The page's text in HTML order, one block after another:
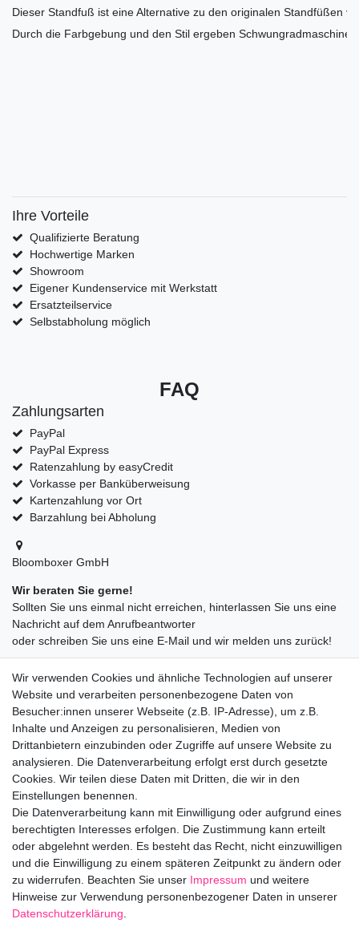
Dieser Standfuß ist eine Alternative zu den originalen Standfüßen
Durch die Farbgebung und den Stil ergeben Schwungradmaschine
Ihre Vorteile
Qualifizierte Beratung
Hochwertige Marken
Showroom
Eigener Kundenservice mit Werkstatt
Ersatzteilservice
Selbstabholung möglich
FAQ
Zahlungsarten
PayPal
PayPal Express
Ratenzahlung by easyCredit
Vorkasse per Banküberweisung
Kartenzahlung vor Ort
Barzahlung bei Abholung
Bloomboxer GmbH
Wir beraten Sie gerne!
Sollten Sie uns einmal nicht erreichen, hinterlassen Sie uns eine
Nachricht auf dem Anrufbeantworter
oder schreiben Sie uns eine E-Mail und wir melden uns zurück!
info@bloomboxer.net
Montag bis Freitag 08:30-13:00 Uhr.
IHRE E-MAIL ADRESSE
Ceres::Template.mailFormHoneypotLabel
info@bloomboxer.net
Impressum Daten­schutz­erklärung AGB
Wir verwenden Cookies und ähnliche Technologien auf unserer
Website und verarbeiten personenbezogene Daten von
Besucher:innen unserer Webseite (z.B. IP-Adresse), um z.B.
Inhalte und Anzeigen zu personalisieren, Medien von
Drittanbietern einzubinden oder Zugriffe auf unsere Website zu
analysieren. Die Datenverarbeitung erfolgt erst durch gesetzte
Cookies. Wir teilen diese Daten mit Dritten, die wir in den
Einstellungen benennen.
Die Datenverarbeitung kann mit Einwilligung oder aufgrund eines
berechtigten Interesses erfolgen. Die Zustimmung kann erteilt
oder abgelehnt werden. Es besteht das Recht, nicht einzuwilligen
und die Einwilligung zu einem späteren Zeitpunkt zu ändern oder
zu widerrufen. Beachten Sie unser Impressum und weitere
Hinweise zur Verwendung personenbezogener Daten in unserer
Daten­schutz­erklärung